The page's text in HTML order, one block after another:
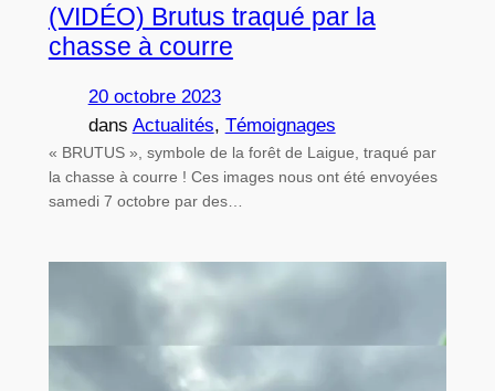
(VIDÉO) Brutus traqué par la
chasse à courre
20 octobre 2023
dans Actualités, Témoignages
« BRUTUS », symbole de la forêt de Laigue, traqué par
la chasse à courre ! Ces images nous ont été envoyées
samedi 7 octobre par des…